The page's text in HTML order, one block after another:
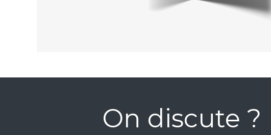
On discute ?